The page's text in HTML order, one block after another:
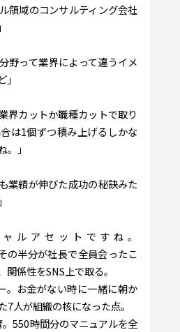
領域のコンサルティング会社
野って業界によって違うイメ
界カットか職種カットで取り
は1個ずつ積み上げるしかな
」
業績が伸びた成功の秘訣みた
ルアセットですね。
の半分が社長で全員会ったこ
関係性をSNS上で取る。
。お金がない時に一緒に朝か
7人が組織の核になった点。
550時間分のマニュアルを全